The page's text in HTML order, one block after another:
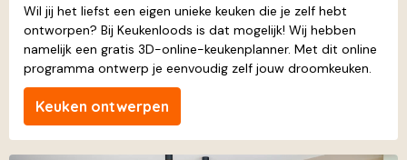
Wil jij het liefst een eigen unieke keuken die je zelf hebt
ontworpen? Bij Keukenloods is dat mogelijk! Wij hebben
namelijk een gratis 3D-online-keukenplanner. Met dit online
programma ontwerp je eenvoudig zelf jouw droomkeuken.
Keuken ontwerpen